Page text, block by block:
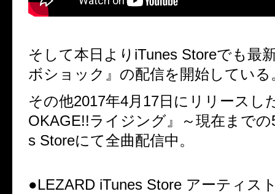
そして本日よりiTunes Storeでも最
ボショック』の配信を開始している
その他2017年4月17日にリリースし
OKAGE!!ライジング』～現在までの
s Storeにて全曲配信中。
●LEZARD iTunes Store アーティス